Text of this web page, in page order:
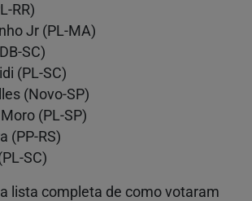
RR)
Jr (PL-MA)
SC)
(PL-SC)
(Novo-SP)
(PL-SP)
(PP-RS)
SC)
lista completa de como votaram